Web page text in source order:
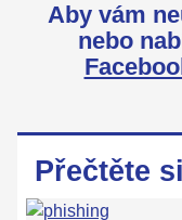
Aby vám
nebo
Přečtěte